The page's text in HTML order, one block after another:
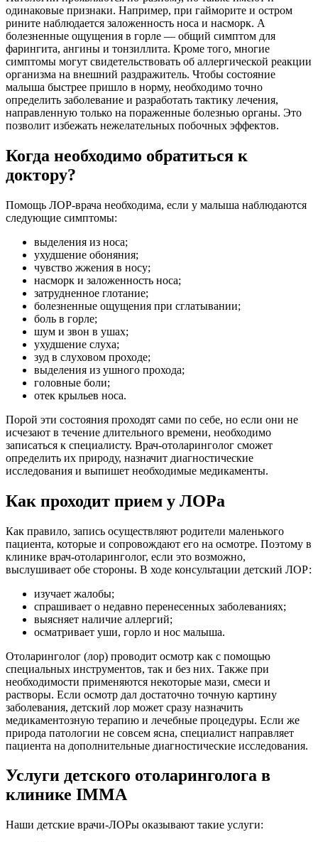
одинаковые признаки. Например, при гайморите и остром
рините наблюдается заложенность носа и насморк. А
болезненные ощущения в горле — общий симптом для
фарингита, ангины и тонзиллита. Кроме того, многие
симптомы могут свидетельствовать об аллергической реакции
организма на внешний раздражитель. Чтобы состояние
малыша быстрее пришло в норму, необходимо точно
определить заболевание и разработать тактику лечения,
направленную только на пораженные болезнью органы. Это
позволит избежать нежелательных побочных эффектов.
Когда необходимо обратиться к
доктору?
Помощь ЛОР-врача необходима, если у малыша наблюдаются
следующие симптомы:
выделения из носа;
ухудшение обоняния;
чувство жжения в носу;
насморк и заложенность носа;
затрудненное глотание;
болезненные ощущения при сглатывании;
боль в горле;
шум и звон в ушах;
ухудшение слуха;
зуд в слуховом проходе;
выделения из ушного прохода;
головные боли;
отек крыльев носа.
Порой эти состояния проходят сами по себе, но если они не
исчезают в течение длительного времени, необходимо
записаться к специалисту. Врач-отоларинголог сможет
определить их природу, назначит диагностические
исследования и выпишет необходимые медикаменты.
Как проходит прием у ЛОРа
Как правило, запись осуществляют родители маленького
пациента, которые и сопровождают его на осмотре. Поэтому в
клинике врач-отоларинголог, если это возможно,
выслушивает обе стороны. В ходе консультации детский ЛОР:
изучает жалобы;
спрашивает о недавно перенесенных заболеваниях;
выясняет наличие аллергий;
осматривает уши, горло и нос малыша.
Отоларинголог (лор) проводит осмотр как с помощью
специальных инструментов, так и без них. Также при
необходимости применяются некоторые мази, смеси и
растворы. Если осмотр дал достаточно точную картину
заболевания, детский лор может сразу назначить
медикаментозную терапию и лечебные процедуры. Если же
природа патологии не совсем ясна, специалист направляет
пациента на дополнительные диагностические исследования.
Услуги детского отоларинголога в
клинике IMMA
Наши детские врачи-ЛОРы оказывают такие услуги: